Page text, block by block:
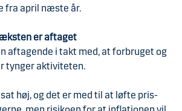
fra april næste år.
er aftaget
aftagende i takt med, at forbruget og
tynger aktiviteten.
høj, og det er med til at løfte pris-